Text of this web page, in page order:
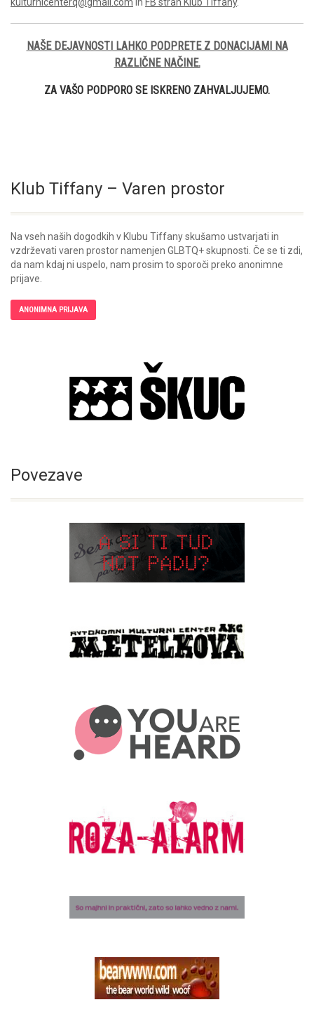
NAŠE DEJAVNOSTI LAHKO PODPRETE Z DONACIJAMI NA
RAZLIČNE NAČINE.
ZA VAŠO PODPORO SE ISKRENO ZAHVALJUJEMO.
Klub Tiffany – Varen prostor
Na vseh naših dogodkih v Klubu Tiffany skušamo ustvarjati in
vzdrževati varen prostor namenjen GLBTQ+ skupnosti. Če se ti zdi,
da nam kdaj ni uspelo, nam prosim to sporoči preko anonimne
prijave.
ANONIMNA PRIJAVA
Povezave